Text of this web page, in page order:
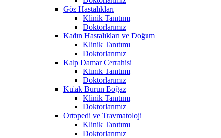
Göz Hastalıkları
Klinik Tanıtımı
Doktorlarımız
Kadın Hastalıkları ve Doğum
Klinik Tanıtımı
Doktorlarımız
Kalp Damar Cerrahisi
Klinik Tanıtımı
Doktorlarımız
Kulak Burun Boğaz
Klinik Tanıtımı
Doktorlarımız
Ortopedi ve Travmatoloji
Klinik Tanıtımı
Doktorlarımız